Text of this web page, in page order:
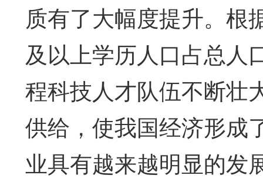
质有了大幅度提升。根
及以上学历人口占总人
程科技人才队伍不断壮
供给，使我国经济形成
业具有越来越明显的发